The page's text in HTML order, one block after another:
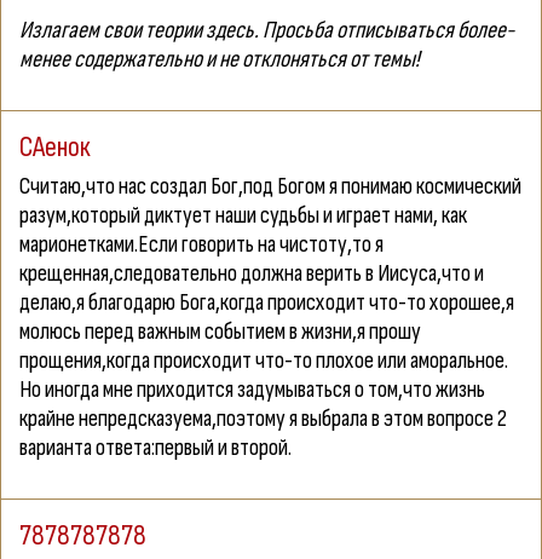
Излагаем свои теории здесь. Просьба отписываться более-
менее содержательно и не отклоняться от темы!
САенок
Считаю,что нас создал Бог,под Богом я понимаю космический
разум,который диктует наши судьбы и играет нами, как
марионетками.Если говорить на чистоту,то я
крещенная,следовательно должна верить в Иисуса,что и
делаю,я благодарю Бога,когда происходит что-то хорошее,я
молюсь перед важным событием в жизни,я прошу
прощения,когда происходит что-то плохое или аморальное.
Но иногда мне приходится задумываться о том,что жизнь
крайне непредсказуема,поэтому я выбрала в этом вопросе 2
варианта ответа:первый и второй.
7878787878